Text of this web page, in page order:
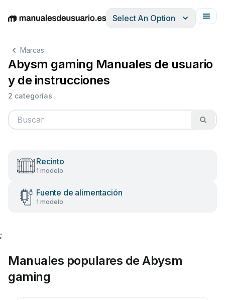
EnglishDeutschEspañolItalianoFrançais
Select An Option
Marcas
Abysm gaming Manuales de usuario
y de instrucciones
2 categorías
Recinto
1 modelo
Fuente de alimentación
1 modelo
;
Manuales populares de Abysm
gaming